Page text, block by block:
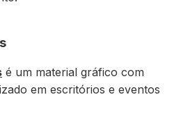
é um material gráfico com
em escritórios e eventos